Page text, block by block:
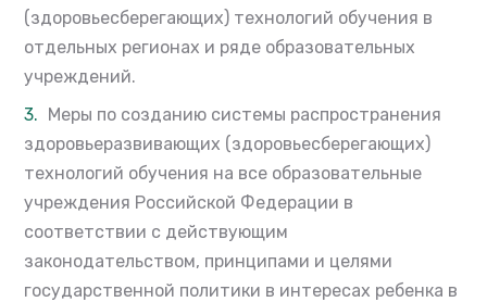
(здоровьесберегающих) технологий обучения в
отдельных регионах и ряде образовательных
учреждений.
Меры по созданию системы распространения
здоровьеразвивающих (здоровьесберегающих)
технологий обучения на все образовательные
учреждения Российской Федерации в
соответствии с действующим
законодательством, принципами и целями
государственной политики в интересах ребенка в